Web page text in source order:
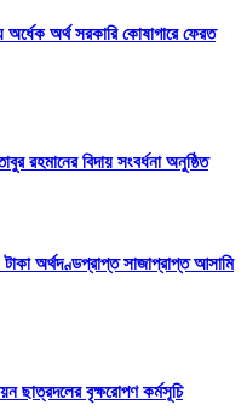
অর্থ সরকারি কোষাগারে ফেরত
রহমানের বিদায় সংবর্ধনা অনুষ্ঠিত
অর্থদণ্ডপ্রাপ্ত সাজাপ্রাপ্ত আসামি
ছাত্রদলের বৃক্ষরোপণ কর্মসূচি